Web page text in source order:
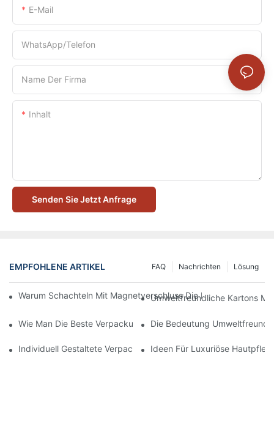
E-Mail
WhatsApp/Telefon
Name Der Firma
Inhalt
Senden Sie Jetzt Anfrage
EMPFOHLENE ARTIKEL Lösung
Nachrichten
FAQ
Warum Schachteln Mit Magnetverschluss Die Beste Wahl Für
Umweltfreundliche Kartons
Wie Man Die Beste Verpackung Für Hautpflegeprodukte Zum
Die Bedeutung
Individuell Gestaltete Verpackungen Für Hautpflegeprodukte,
Ideen Für Luxuriöse